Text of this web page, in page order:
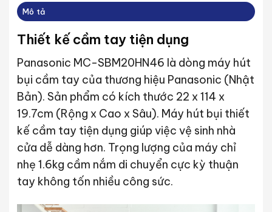
Mô tả
Thiết kế cầm tay tiện dụng
Panasonic MC-SBM20HN46 là dòng máy hút
bụi cầm tay của thương hiệu Panasonic (Nhật
Bản). Sản phẩm có kích thước 22 x 114 x
19.7cm (Rộng x Cao x Sâu). Máy hút bụi thiết
kế cầm tay tiện dụng giúp việc vệ sinh nhà
cửa dễ dàng hơn. Trọng lượng của máy chỉ
nhẹ 1.6kg cầm nắm di chuyển cực kỳ thuận
tay không tốn nhiều công sức.